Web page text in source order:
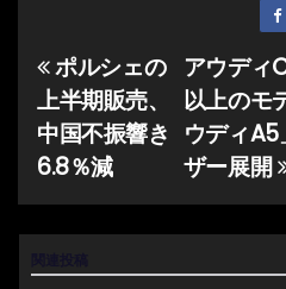
投
稿
ナ
ビ
ゲ
アウディ
以上のモ
ウディA5
ザー展開
ポルシェの
上半期販売、
中国不振響き
6.8％減